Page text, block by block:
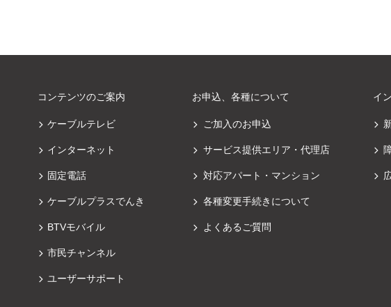
コンテンツのご案内
ケーブルテレビ
インターネット
固定電話
ケーブルプラスでんき
BTVモバイル
市民チャンネル
ユーザーサポート
お申込、各種について
ご加入のお申込
サービス提供エリア・代理店
対応アパート・マンション
各種変更手続きについて
よくあるご質問
イ